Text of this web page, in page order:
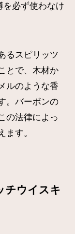
を必ず使わなけ
るスピリッツ
とで、木材か
ルのような香
。バーボンの
の法律によっ
ます。
チウイスキ